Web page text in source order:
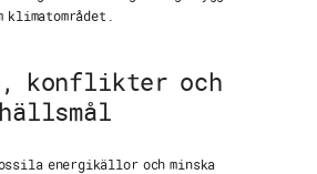
klimatområdet.
konflikter och
energikällor och minska